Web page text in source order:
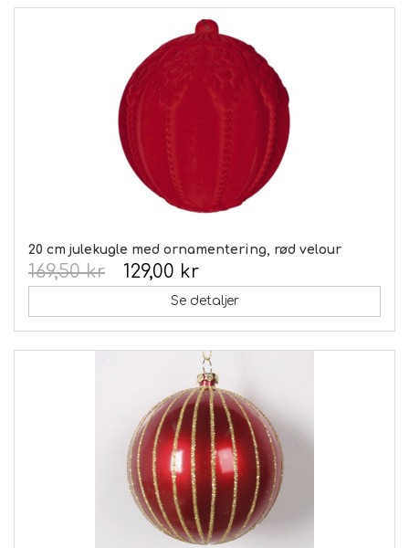
20 cm julekugle med ornamentering, rød velour
129,00 kr
169,50 kr
Se detaljer